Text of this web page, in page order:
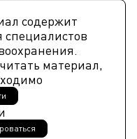
содержит
материал,